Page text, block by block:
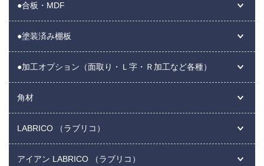
●合板・MDF
●塗装済み棚板
●加工オプション（面取り・Ｌ字・Ｒ加工など各種）
角材
LABRICO （ラブリコ）
アイアン LABRICO （ラブリコ）